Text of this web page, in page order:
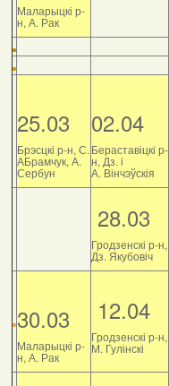
Маларыцкі р-
н, А. Рак
25.03
Брэсцкі р-н, С.
АБрамчук, А.
Сербун
02.04
Бераставіцкі р-
н, Дз. і
А. Вінчэўскія
28.03
Гродзенскі р-н,
Дз. Якубовіч
30.03
Маларыцкі р-
н, А. Рак
12.04
Гродзенскі р-н,
М. Гулінскі